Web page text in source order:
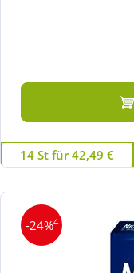
14 St für 42,49 €
-24%4